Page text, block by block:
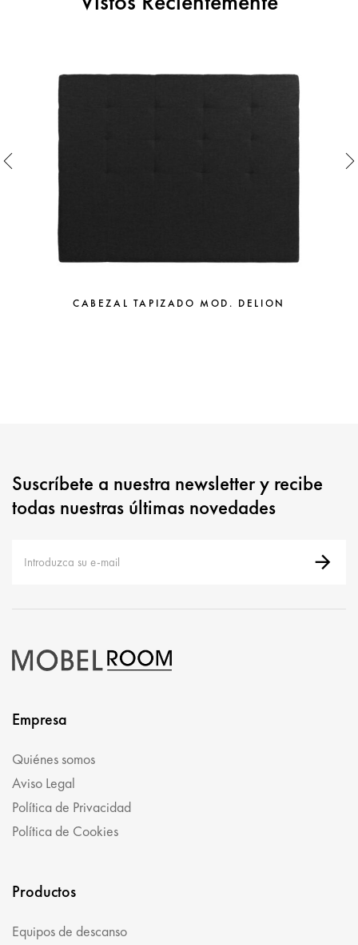
CABEZAL TAPIZADO MOD. DELION
Suscríbete a nuestra newsletter y recibe
todas nuestras últimas novedades
Empresa
Quiénes somos
Aviso Legal
Política de Privacidad
Política de Cookies
Productos
Equipos de descanso